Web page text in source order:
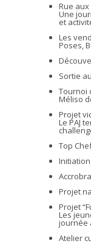
Rue
Une
et
Les
Poses,
Sortie
Tournoi
Méliso
Projet
Le PAJ
Top
Projet
Projet
Les
journée
Atelier